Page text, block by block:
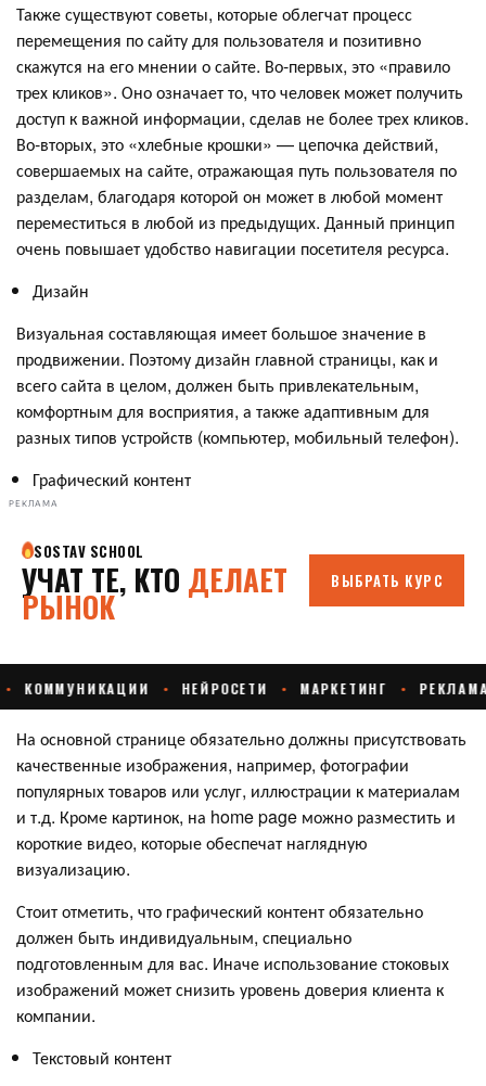
Также существуют советы, которые облегчат процесс
перемещения по сайту для пользователя и позитивно
скажутся на его мнении о сайте. Во-первых, это «правило
трех кликов». Оно означает то, что человек может получить
доступ к важной информации, сделав не более трех кликов.
Во-вторых, это «хлебные крошки» — цепочка действий,
совершаемых на сайте, отражающая путь пользователя по
разделам, благодаря которой он может в любой момент
переместиться в любой из предыдущих. Данный принцип
очень повышает удобство навигации посетителя ресурса.
Дизайн
Визуальная составляющая имеет большое значение в
продвижении. Поэтому дизайн главной страницы, как и
всего сайта в целом, должен быть привлекательным,
комфортным для восприятия, а также адаптивным для
разных типов устройств (компьютер, мобильный телефон).
Графический контент
РЕКЛАМА
На основной странице обязательно должны присутствовать
качественные изображения, например, фотографии
популярных товаров или услуг, иллюстрации к материалам
и т.д. Кроме картинок, на home page можно разместить и
короткие видео, которые обеспечат наглядную
визуализацию.
Стоит отметить, что графический контент обязательно
должен быть индивидуальным, специально
подготовленным для вас. Иначе использование стоковых
изображений может снизить уровень доверия клиента к
компании.
Текстовый контент